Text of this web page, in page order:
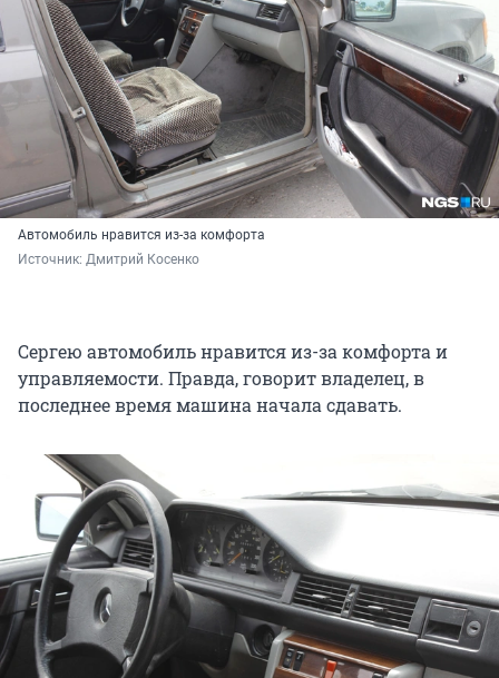
Автомобиль нравится из-за комфорта
Источник: Дмитрий Косенко
Сергею автомобиль нравится из-за комфорта и
управляемости. Правда, говорит владелец, в
последнее время машина начала сдавать.